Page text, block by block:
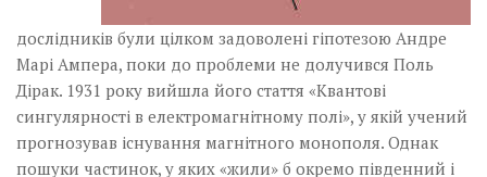
дослідників були цілком задоволені гіпотезою Андре
Марі Ампера, поки до проблеми не долучився Поль
Дірак. 1931 року вийшла його стаття «Квантові
сингулярності в елект­ро­­­магнітному полі», у якій учений
прогнозував існування магнітного монополя. Однак
пошуки частинок, у яких «жили» б окремо південний і